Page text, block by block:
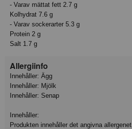
- Varav mättat fett 2.7 g
Kolhydrat 7.6 g
- Varav sockerarter 5.3 g
Protein 2 g
Salt 1.7 g
Allergiinfo
Innehåller: Ägg
Innehåller: Mjölk
Innehåller: Senap
Innehåller:
Produkten innehåller det angivna allergenet.